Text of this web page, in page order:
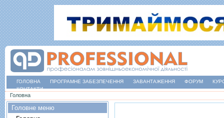
ГОЛОВНА ПРОГРАМНЕ ЗАБЕЗПЕЧЕННЯ ЗАВАНТАЖЕННЯ ФОРУМ
КОНТАКТИ
Ви є тут
Головна
Головне меню